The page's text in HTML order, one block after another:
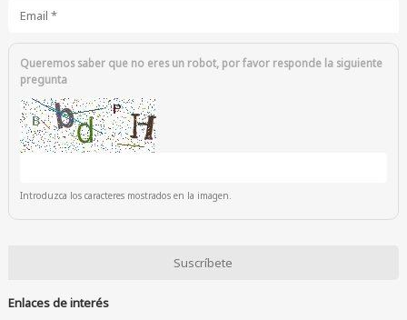
Queremos saber que no eres un robot, por favor responde la siguiente
pregunta
Introduzca los caracteres mostrados en la imagen.
Enlaces de interés